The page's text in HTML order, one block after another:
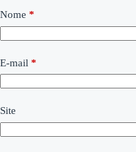
Nome *
E-mail *
Site